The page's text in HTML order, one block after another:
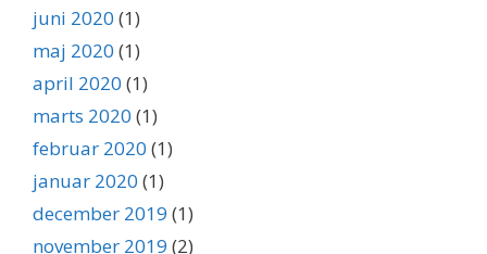
juni 2020 (1)
maj 2020 (1)
april 2020 (1)
marts 2020 (1)
februar 2020 (1)
januar 2020 (1)
december 2019 (1)
november 2019 (2)